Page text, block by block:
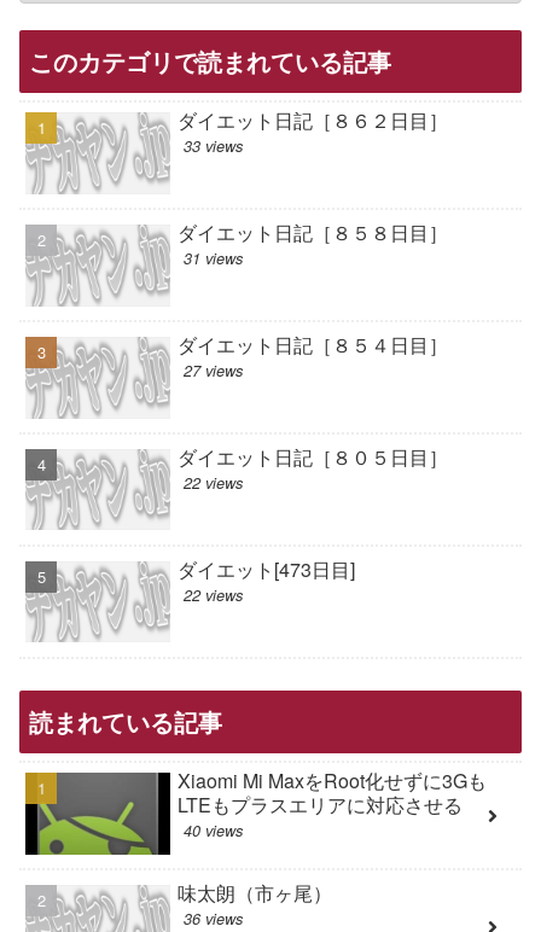
このカテゴリで読まれている記事
ダイエット日記［８６２日目］
33 views
ダイエット日記［８５８日目］
31 views
ダイエット日記［８５４日目］
27 views
ダイエット日記［８０５日目］
22 views
ダイエット[473日目]
22 views
読まれている記事
Xiaomi Mi MaxをRoot化せずに3Gも
LTEもプラスエリアに対応させる
40 views
味太朗（市ヶ尾）
36 views